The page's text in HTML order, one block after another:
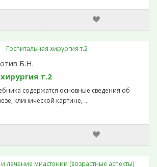
Б.Н.
т.2
содержатся основные сведения об
клинической картине, ..